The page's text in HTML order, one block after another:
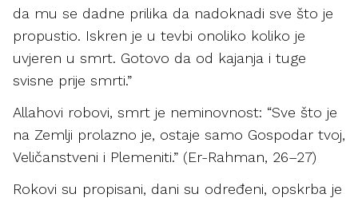
da mu se dadne prilika da nadoknadi sve što je
propustio. Iskren je u tevbi onoliko koliko je
uvjeren u smrt. Gotovo da od kajanja i tuge
svisne prije smrti.”
Allahovi robovi, smrt je neminovnost: “Sve što je
na Zemlji prolazno je, ostaje samo Gospodar tvoj,
Veličanstveni i Plemeniti.” (Er-Rahman, 26–27)
Rokovi su propisani, dani su određeni, opskrba je